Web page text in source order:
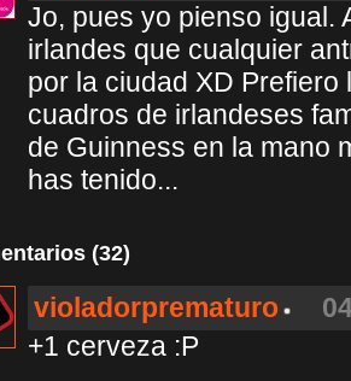
Jo, pues yo pienso igual.
irlandes que cualquier
por la ciudad XD
cuadros de irlandeses
de Guinness en la mano
has tenido...
(32)
violadorprematuro
+1 cerveza :P